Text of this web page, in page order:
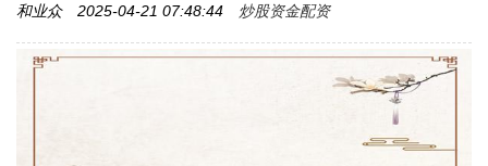
和业众 2025-04-21 07:48:44 炒股资金配资